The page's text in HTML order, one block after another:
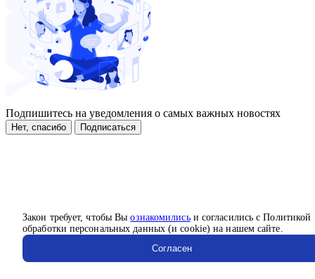
Закон требует, чтобы Выознакомилисьи согласились с Политикой
обработки персональных данных (и cookie) на нашем сайте.
Согласен
Подпишитесь на уведомления о самых важных новостях
Нет, спасибо Подписаться